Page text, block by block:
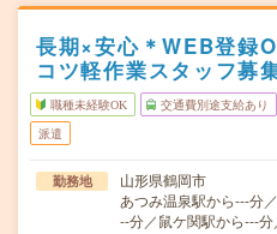
長期×安心＊WEB登録
コツ軽作業スタッフ募
職種未経験OK 交通費別途支給あり
派遣
勤務地
山形県鶴岡市
あつみ温泉駅から---分
--分／鼠ケ関駅から---